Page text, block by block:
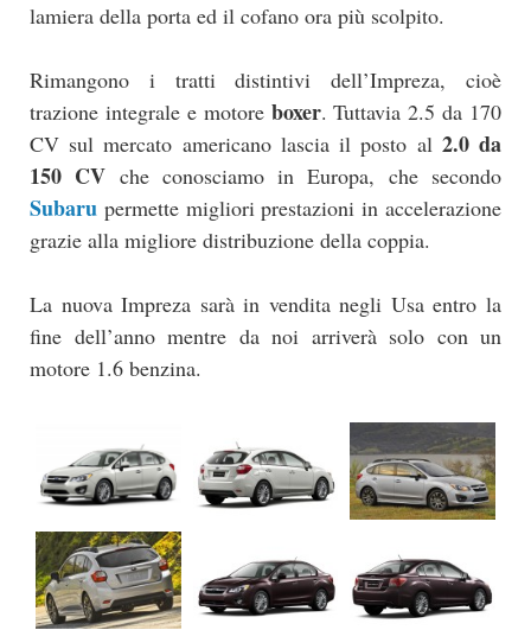
lamiera della porta ed il cofano ora più scolpito.
Rimangono i tratti distintivi dell’Impreza, cioè
trazione integrale e motore boxer. Tuttavia 2.5 da 170
CV sul mercato americano lascia il posto al 2.0 da
150 CV che conosciamo in Europa, che secondo
Subaru permette migliori prestazioni in accelerazione
grazie alla migliore distribuzione della coppia.
La nuova Impreza sarà in vendita negli Usa entro la
fine dell’anno mentre da noi arriverà solo con un
motore 1.6 benzina.